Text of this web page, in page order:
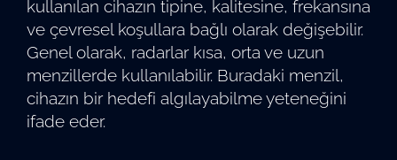
kullanılan cihazın tipine, kalitesine, frekansına
ve çevresel koşullara bağlı olarak değişebilir.
Genel olarak, radarlar kısa, orta ve uzun
menzillerde kullanılabilir. Buradaki menzil,
cihazın bir hedefi algılayabilme yeteneğini
ifade eder.